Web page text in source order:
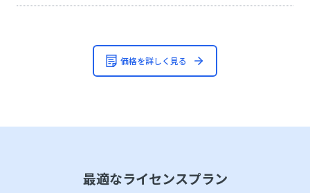
価格を詳しく見る
最適なライセンスプラン